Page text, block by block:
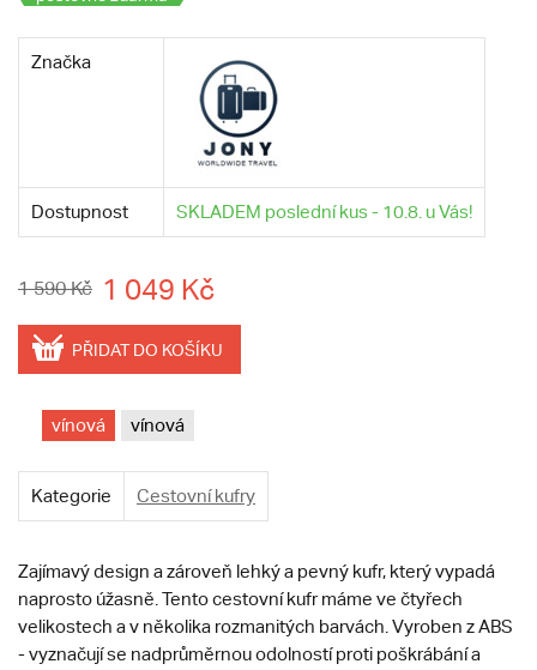
Značka
Dostupnost SKLADEM poslední kus - 10.8. u Vás!
1 590 Kč 1 049 Kč
PŘIDAT DO KOŠÍKU
vínová vínová
Kategorie Cestovní kufry
Zajímavý design a zároveň lehký a pevný kufr, který vypadá
naprosto úžasně. Tento cestovní kufr máme ve čtyřech
velikostech a v několika rozmanitých barvách. Vyroben z ABS
- vyznačují se nadprůměrnou odolností proti poškrábání a